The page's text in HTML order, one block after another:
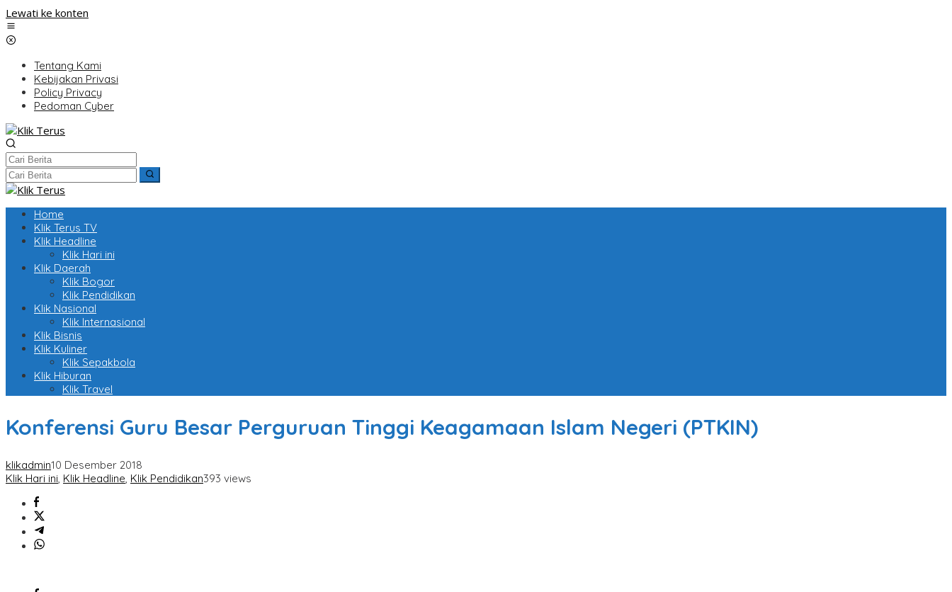
Lewati ke konten
Tentang Kami
Kebijakan Privasi
Policy Privacy
Pedoman Cyber
Home
Klik Terus TV
Klik Headline
Klik Hari ini
Klik Daerah
Klik Bogor
Klik Pendidikan
Klik Nasional
Klik Internasional
Klik Bisnis
Klik Kuliner
Klik Sepakbola
Klik Hiburan
Klik Travel
Konferensi Guru Besar Perguruan Tinggi Keagamaan Islam Negeri (PTKIN)
klikadmin10 Desember 2018
Klik Hari ini, Klik Headline, Klik Pendidikan393 views